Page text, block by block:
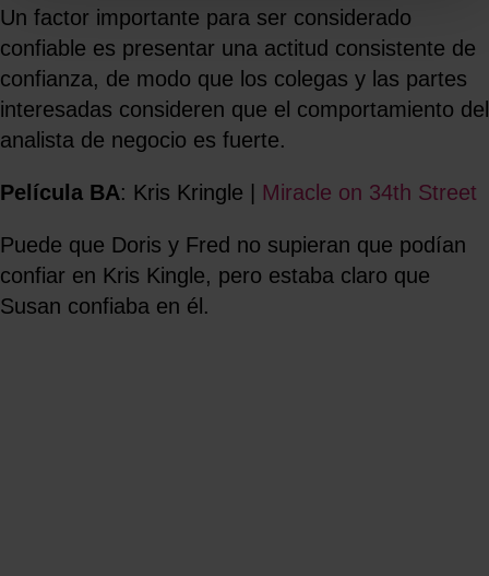
Un factor importante para ser considerado
confiable es presentar una actitud consistente de
confianza, de modo que los colegas y las partes
interesadas consideren que el comportamiento del
analista de negocio es fuerte.
Película BA: Kris Kringle | Miracle on 34th Street
Puede que Doris y Fred no supieran que podían
confiar en Kris Kingle, pero estaba claro que
Susan confiaba en él.